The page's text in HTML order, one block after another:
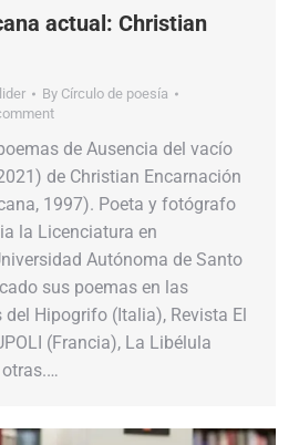
actual: Christian
By Círculo de poesía
de Ausencia del vacío
de Christian Encarnación
1997). Poeta y fotógrafo
la Licenciatura en
Autónoma de Santo
sus poemas en las
del Hipogrifo (Italia), Revista El
(Francia), La Libélula
otras.…